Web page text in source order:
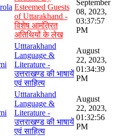
Esteemed Guests
of Uttarakhand -
विशेष आमंत्रित
अतिथियों के लेख
September
08, 2023,
03:37:57
PM
Utttarakhand
Language &
Literature -
उत्तराखण्ड की भाषायें
एवं साहित्य
August
22, 2023,
01:34:39
PM
Utttarakhand
Language &
Literature -
उत्तराखण्ड की भाषायें
एवं साहित्य
August
22, 2023,
01:32:56
PM